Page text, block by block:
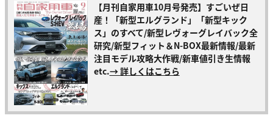
【月刊自家用車10月号発売】すごいぜ日
産！「新型エルグランド」「新型キック
ス」のすべて/新型レヴォーグレイバック全
研究/新型フィット＆N-BOX最新情報/最新
注目モデル攻略大作戦/新車値引き生情報
etc.→ 詳しくはこちら